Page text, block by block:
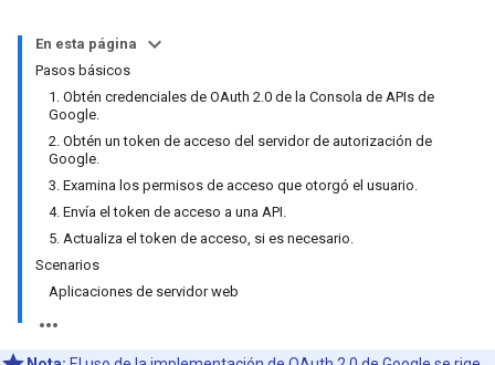
En esta página
Pasos básicos
1. Obtén credenciales de OAuth 2.0 de la Consola de APIs de
Google.
2. Obtén un token de acceso del servidor de autorización de
Google.
3. Examina los permisos de acceso que otorgó el usuario.
4. Envía el token de acceso a una API.
5. Actualiza el token de acceso, si es necesario.
Scenarios
Aplicaciones de servidor web